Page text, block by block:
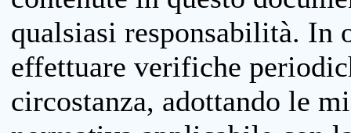
qualsiasi responsabilità. In
effettuare verifiche
circostanza, adottando le